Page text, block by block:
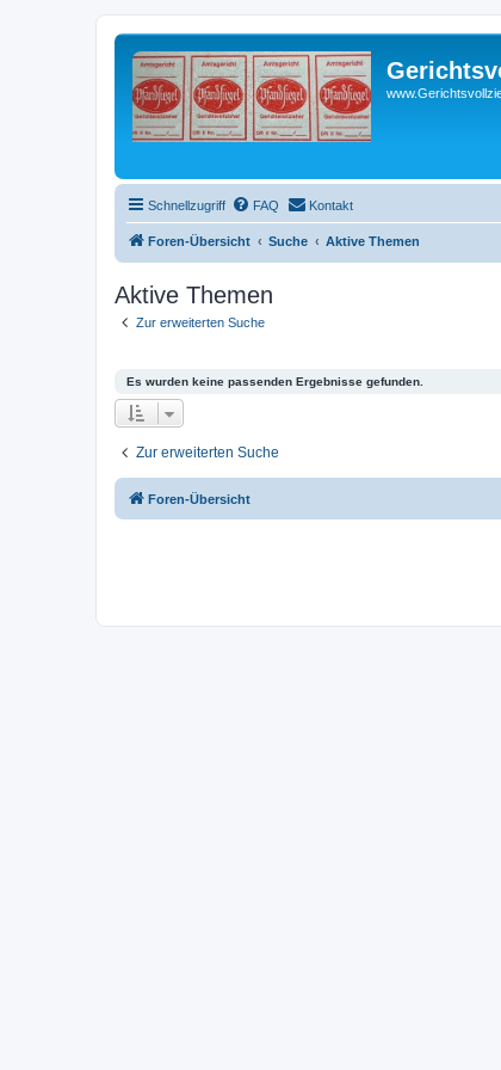
Schnellzugriff FAQ Kontakt
Foren-Übersicht Suche Aktive Themen
Aktive Themen
Zur erweiterten Suche
Es wurden keine passenden Ergebnisse gefunden.
Zur erweiterten Suche
Foren-Übersicht